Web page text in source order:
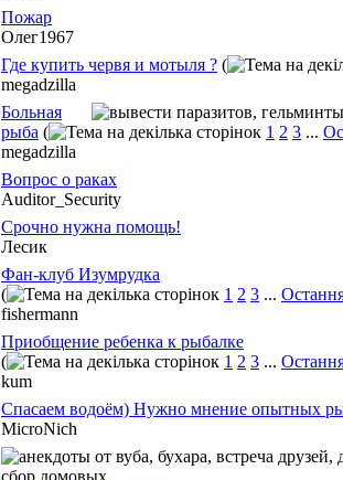
Пожар
Олег1967
Где купить червя и мотыля ? (
megadzilla
Больная
рыба ( 1 2 3 ...
megadzilla
Вопрос о раках
Auditor_Security
Срочно нужна помощь!
Лесик
Фан-клуб Изумрудка
(
1 2 3 ...
fishermann
Приобщение ребенка к рыбалке
(
1 2 3 ...
kum
Спасаем водоём) Нужно мнение опытных
MicroNich